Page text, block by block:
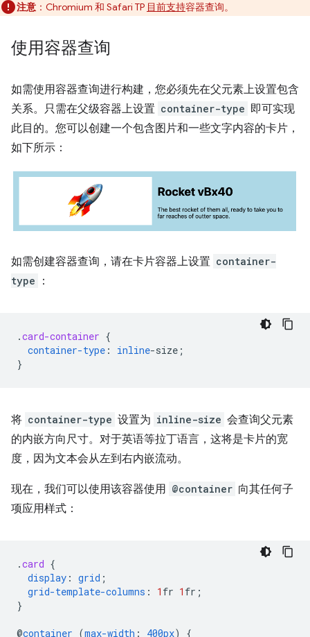
注意 ：Chromium 和 Safari TP 目前支持容器查询。
使用容器查询
如需使用容器查询进行构建，您必须先在父元素上设置包含
关系。只需在父级容器上设置 container-type 即可实现
此目的。您可以创建一个包含图片和一些文字内容的卡片，
如下所示：
如需创建容器查询，请在卡片容器上设置 container-
type
：
.card-container {
container-type : inline-size ;
}
将 container-type 设置为 inline-size 会查询父元素
的内嵌方向尺寸。对于英语等拉丁语言，这将是卡片的宽
度，因为文本会从左到右内嵌流动。
现在，我们可以使用该容器使用 @container 向其任何子
项应用样式：
.card {
display : grid ;
grid-template-columns : 1 fr 1 fr ;
}
@container (max-width : 400px) {